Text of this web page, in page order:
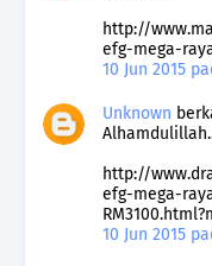
http://
efg-mega-
10 Jun 2015
Unknown
http://
efg-mega-
10 Jun 2015